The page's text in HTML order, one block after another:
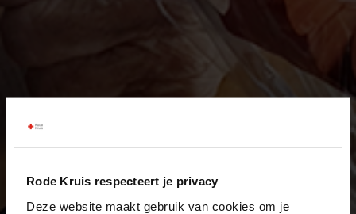
Rode Kruis respecteert je privacy
Deze website maakt gebruik van cookies om je